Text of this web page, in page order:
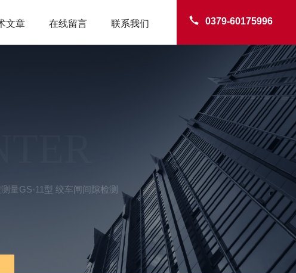
0379-60175996
文章 在线留言 联系我们
量GS-11型 绞车闸间隙检测